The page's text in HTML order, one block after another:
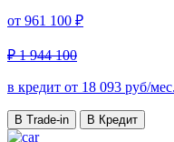
от 961 100 ₽
₽ 1 944 100
в кредит от 18 093 руб/мес.
В Trade-in В Кредит